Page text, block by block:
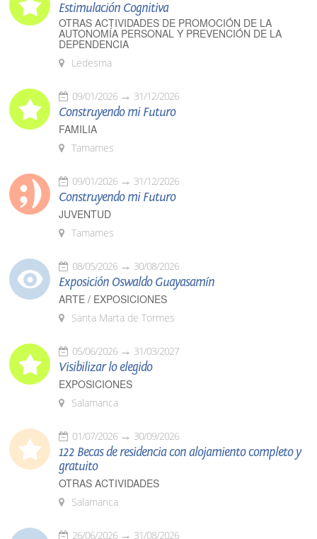
Estimulación Cognitiva
OTRAS ACTIVIDADES DE PROMOCIÓN DE LA
AUTONOMÍA PERSONAL Y PREVENCIÓN DE LA
DEPENDENCIA
Ledesma
09/01/2026 31/12/2026
Construyendo mi Futuro
FAMILIA
Tamames
09/01/2026 31/12/2026
Construyendo mi Futuro
JUVENTUD
Tamames
08/05/2026 30/08/2026
Exposición Oswaldo Guayasamín
ARTE / EXPOSICIONES
Santa Marta de Tormes
05/06/2026 31/03/2027
Visibilizar lo elegido
EXPOSICIONES
Salamanca
01/07/2026 30/09/2026
122 Becas de residencia con alojamiento completo y
gratuito
OTRAS ACTIVIDADES
Salamanca
26/06/2026 31/08/2026